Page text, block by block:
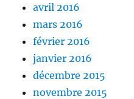
avril 2016
mars 2016
février 2016
janvier 2016
décembre 2015
novembre 2015